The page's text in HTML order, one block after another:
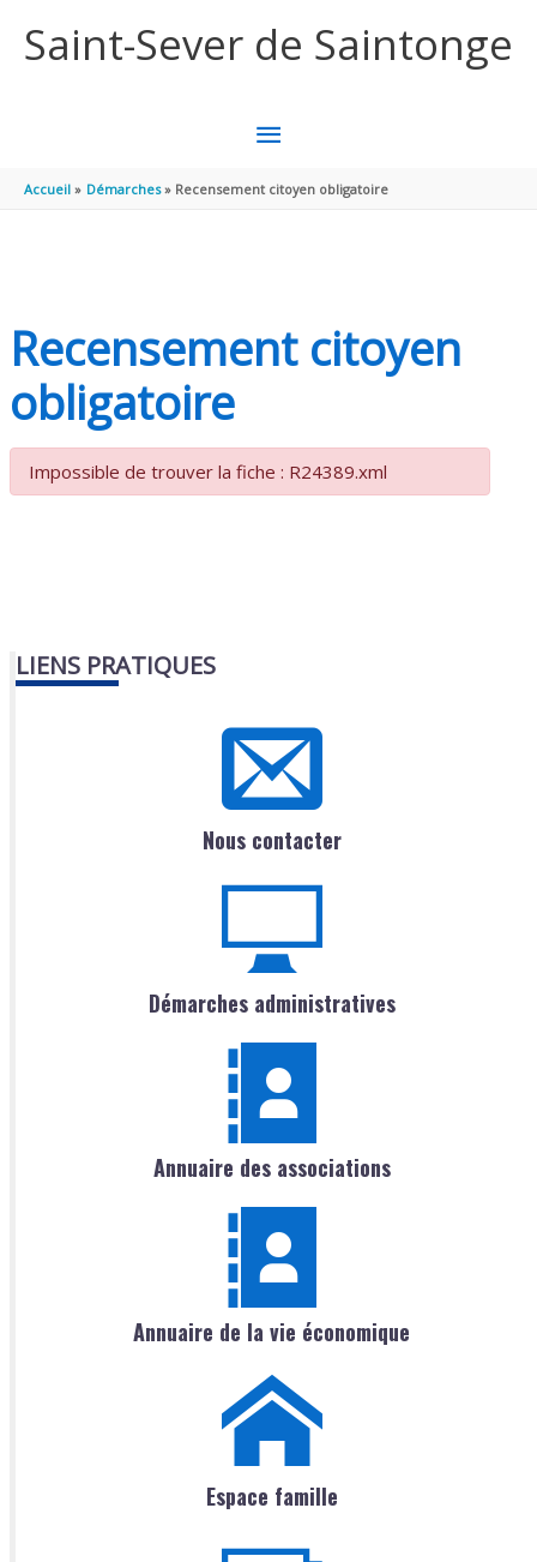
Saint-Sever de Saintonge
MENU
PRINCIPAL
Accueil Démarches Recensement citoyen obligatoire
Recensement citoyen
obligatoire
Impossible de trouver la fiche : R24389.xml
LIENS PRATIQUES
Nous contacter
Démarches administratives
Annuaire des associations
Annuaire de la vie économique
Espace famille